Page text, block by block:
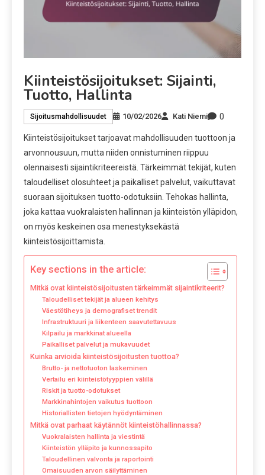
Kiinteistösijoitukset: Sijainti,
Tuotto, Hallinta
Sijoitusmahdollisuudet 10/02/2026 Kati Niemi 0
Kiinteistösijoitukset tarjoavat mahdollisuuden tuottoon ja
arvonnousuun, mutta niiden onnistuminen riippuu
olennaisesti sijaintikriteereistä. Tärkeimmät tekijät, kuten
taloudelliset olosuhteet ja paikalliset palvelut, vaikuttavat
suoraan sijoituksen tuotto-odotuksiin. Tehokas hallinta,
joka kattaa vuokralaisten hallinnan ja kiinteistön ylläpidon,
on myös keskeinen osa menestyksekästä
kiinteistösijoittamista.
Key sections in the article:
Mitkä ovat kiinteistösijoitusten tärkeimmät sijaintikriteerit?
Taloudelliset tekijät ja alueen kehitys
Väestötiheys ja demografiset trendit
Infrastruktuuri ja liikenteen saavutettavuus
Kilpailu ja markkinat alueella
Paikalliset palvelut ja mukavuudet
Kuinka arvioida kiinteistösijoitusten tuottoa?
Brutto- ja nettotuoton laskeminen
Vertailu eri kiinteistötyyppien välillä
Riskit ja tuotto-odotukset
Markkinahintojen vaikutus tuottoon
Historiallisten tietojen hyödyntäminen
Mitkä ovat parhaat käytännöt kiinteistöhallinnassa?
Vuokralaisten hallinta ja viestintä
Kiinteistön ylläpito ja kunnossapito
Taloudellinen valvonta ja raportointi
Omaisuuden arvon säilyttäminen